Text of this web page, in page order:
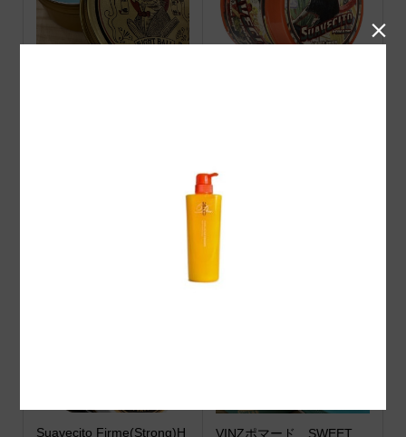
Suavecito Firme(Strong)H
VINZポマード SWEET
